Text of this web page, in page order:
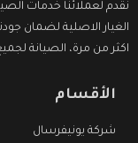
نقدم لعملائنا خدمات
الغيار الاصلية لضمان
اكثر من مرة، الصيانة
الأقسام
شركة يونيفرسال